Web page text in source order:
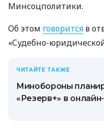
Минсоцполитики.
Об этом говорится в
«Судебно-
ЧИТАЙТЕ ТАКЖЕ
Минобороны
«Резерв+» в